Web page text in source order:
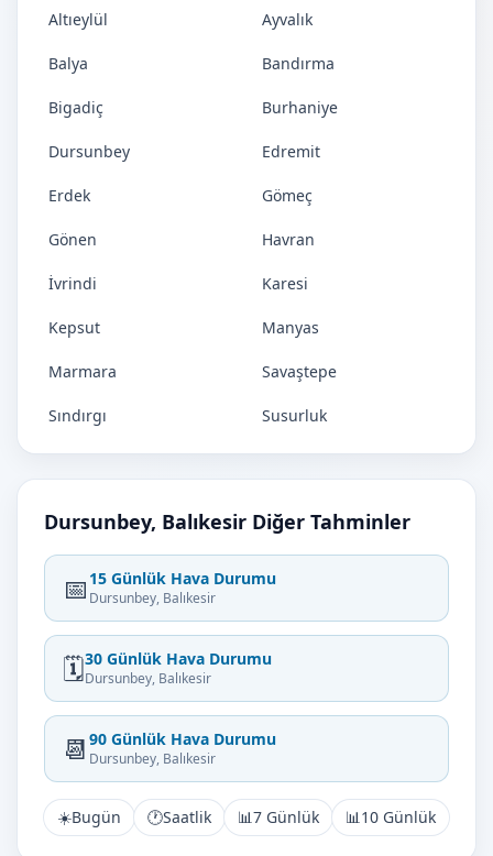
Altıeylül Ayvalık
Balya Bandırma
Bigadiç Burhaniye
Dursunbey Edremit
Erdek Gömeç
Gönen Havran
İvrindi Karesi
Kepsut Manyas
Marmara Savaştepe
Sındırgı Susurluk
Dursunbey, Balıkesir Diğer Tahminler
📅 15 Günlük Hava Durumu
Dursunbey, Balıkesir
🗓️30 Günlük Hava Durumu
Dursunbey, Balıkesir
📆 90 Günlük Hava Durumu
Dursunbey, Balıkesir
☀️Bugün 🕐Saatlik 📊7 Günlük 📊10 Günlük